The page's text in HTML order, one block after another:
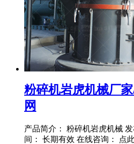
粉碎机岩虎机械厂
网
产品简介： 粉碎机岩虎机械
间： 长期有效 在线咨询： 点